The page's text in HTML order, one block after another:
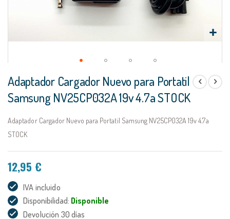
al
comienzo
de
galería
de
Adaptador Cargador Nuevo para Portatil
Samsung NV25CP032A 19v 4.7a STOCK
Adaptador Cargador Nuevo para Portatil Samsung NV25CP032A 19v 4.7a
STOCK
12,95 €
IVA incluido
Disponibilidad: Disponible
Devolución 30 días